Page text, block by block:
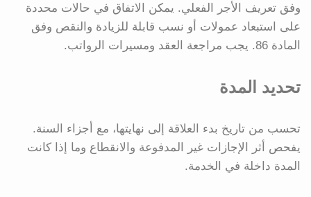
وفق تعريف الأجر الفعلي. يمكن الاتفاق في حالات محددة
على استبعاد عمولات أو نسب قابلة للزيادة والنقص وفق
المادة 86. يجب مراجعة العقد ومسيرات الرواتب.
تحديد المدة
تحسب من تاريخ بدء العلاقة إلى نهايتها، مع أجزاء السنة.
يفحص أثر الإجازات غير المدفوعة والانقطاع وما إذا كانت
المدة داخلة في الخدمة.